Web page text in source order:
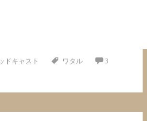
ドキャスト ワタル
3